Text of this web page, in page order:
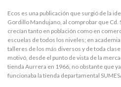
Ecos es una publicación que surgió de la
Gordillo Mandujano, al comprobar que
crecían tanto en población como en
escuelas de todos los niveles; en
talleres de los más diversos y de toda
motivó, desde el punto de vista de la
tienda Aurrera en 1966, no obstante que
funcionaba la tienda departamental